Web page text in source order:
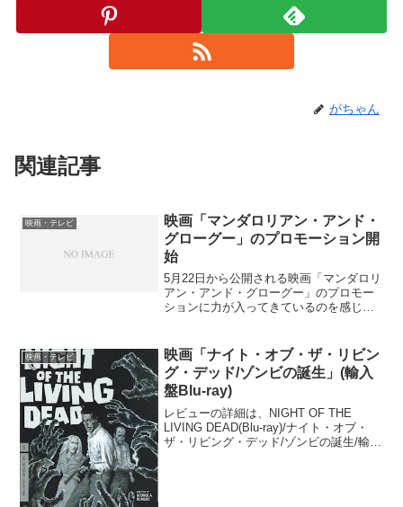
がちゃん
関連記事
映画・テレビ
映画「マンダロリアン・アンド・
グローグー」のプロモーション開
始
5月22日から公開される映画「マンダロリ
アン・アンド・グローグー」のプロモー
ションに力が入ってきているのを感じ
ーの夜明け」以来7年ぶりの新作公開にな
る。ただ、元になって...
映画・テレビ
映画「ナイト・オブ・ザ・リビン
グ・デッド/ゾンビの誕生」(輸入
盤Blu-ray)
レビューの詳細は、NIGHT OF THE
LIVING DEAD(Blu-ray)/ナイト・オブ・
ザ・リビング・デッド/ゾンビの誕生/輸入